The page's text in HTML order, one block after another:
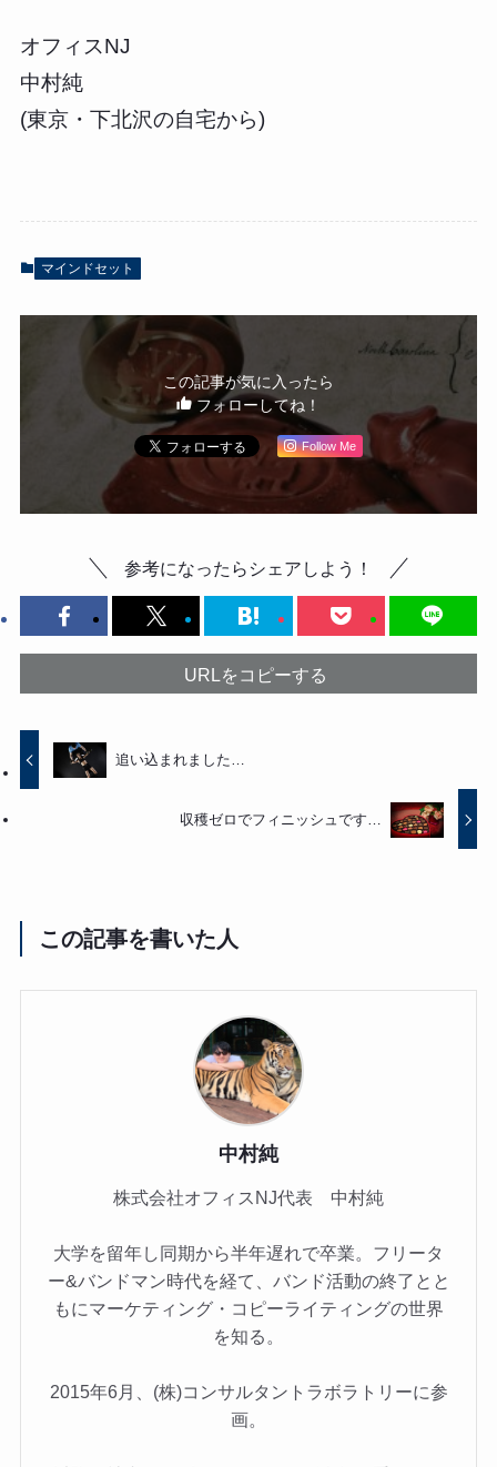
オフィスNJ
中村純
(東京・下北沢の自宅から)
マインドセット
この記事が気に入ったら
フォローしてね！
Follow Me
参考になったらシェアしよう！
URLをコピーする
追い込まれました…
収穫ゼロでフィニッシュです…
この記事を書いた人
中村純
株式会社オフィスNJ代表 中村純
大学を留年し同期から半年遅れで卒業。フリータ
ー&バンドマン時代を経て、バンド活動の終了とと
もにマーケティング・コピーライティングの世界
を知る。
2015年6月、(株)コンサルタントラボラトリーに参
画。